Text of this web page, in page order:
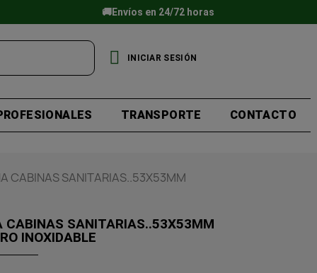
🚚Envíos en 24/72 horas
INICIAR SESIÓN
TRANSPORTE CONTACTO
CABINAS SANITARIAS..53X53MM
CABINAS SANITARIAS..53X53MM
INOXIDABLE